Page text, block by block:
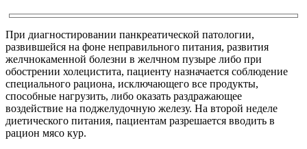
При диагностировании панкреатической патологии,
развившейся на фоне неправильного питания, развития
желчнокаменной болезни в желчном пузыре либо при
обострении холецистита, пациенту назначается соблюдение
специального рациона, исключающего все продукты,
способные нагрузить, либо оказать раздражающее
воздействие на поджелудочную железу. На второй неделе
диетического питания, пациентам разрешается вводить в
рацион мясо кур.